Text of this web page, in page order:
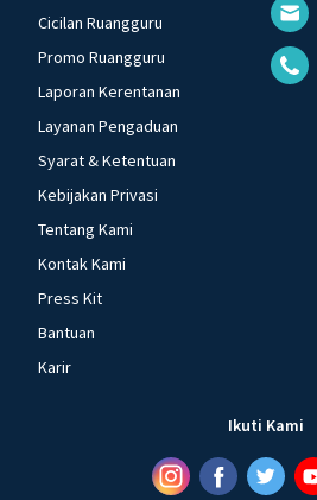
Cicilan Ruangguru
Promo Ruangguru
Laporan Kerentanan
Layanan Pengaduan
Syarat & Ketentuan
Kebijakan Privasi
Tentang Kami
Kontak Kami
Press Kit
Bantuan
Karir
Ikuti Kami